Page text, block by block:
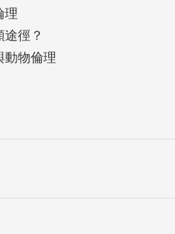
理
徑？
物倫理